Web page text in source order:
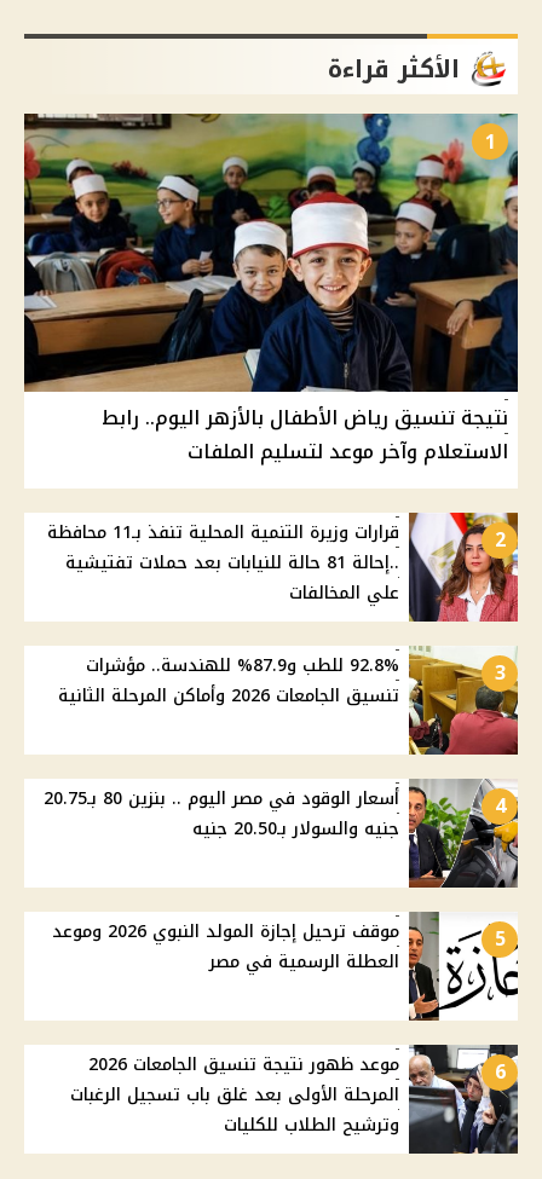
الأكثر قراءة
1
نتيجة تنسيق رياض الأطفال بالأزهر اليوم.. رابط
الاستعلام وآخر موعد لتسليم الملفات
2
قرارات وزيرة التنمية المحلية تنفذ بـ11 محافظة
..إحالة 81 حالة للنيابات بعد حملات تفتيشية
علي المخالفات
3
92.8% للطب و87.9% للهندسة.. مؤشرات
تنسيق الجامعات 2026 وأماكن المرحلة الثانية
4
أسعار الوقود في مصر اليوم .. بنزين 80 بـ20.75
جنيه والسولار بـ20.50 جنيه
5
موقف ترحيل إجازة المولد النبوي 2026 وموعد
العطلة الرسمية في مصر
6
موعد ظهور نتيجة تنسيق الجامعات 2026
المرحلة الأولى بعد غلق باب تسجيل الرغبات
وترشيح الطلاب للكليات